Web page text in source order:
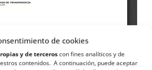
de cookies
y de terceroscon fines analíticos y de
contenidos. A continuación, puede aceptar